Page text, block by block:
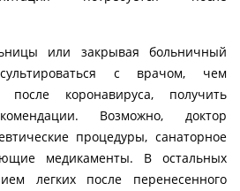
или закрывая больничный
с врачом, чем
после коронавируса, получить
Возможно, доктор
процедуры, санаторное
медикаменты. В остальных
легких после перенесенного